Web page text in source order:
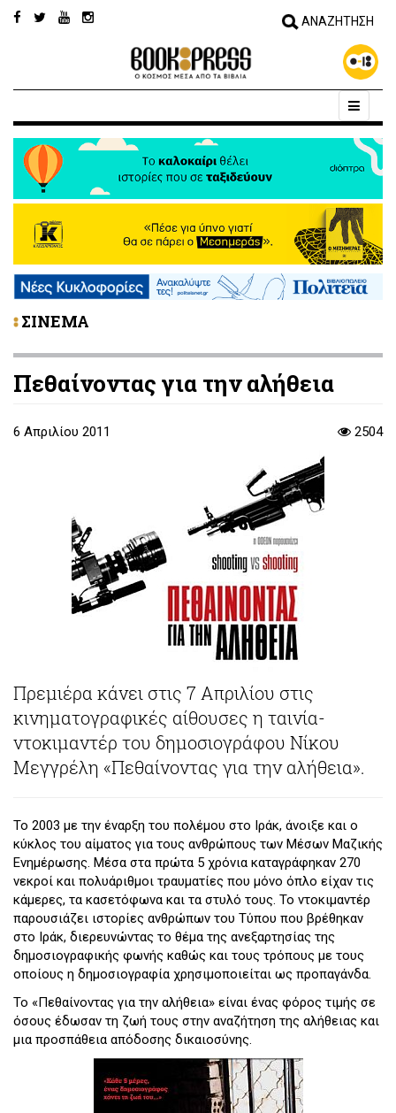
ΣΙΝΕΜΑ
Πεθαίνοντας για την αλήθεια
6 Απριλίου 2011 2504
Πρεμιέρα κάνει στις 7 Απριλίου στις
κινηματογραφικές αίθουσες η ταινία-
ντοκιμαντέρ του δημοσιογράφου Νίκου
Μεγγρέλη «Πεθαίνοντας για την αλήθεια».
Το 2003 με την έναρξη του πολέμου στο Ιράκ, άνοιξε και ο
κύκλος του αίματος για τους ανθρώπους των Μέσων Μαζικής
Ενημέρωσης. Μέσα στα πρώτα 5 χρόνια καταγράφηκαν 270
νεκροί και πολυάριθμοι τραυματίες που μόνο όπλο είχαν τις
κάμερες, τα κασετόφωνα και τα στυλό τους. Το ντοκιμαντέρ
παρουσιάζει ιστορίες ανθρώπων του Τύπου που βρέθηκαν
στο Ιράκ, διερευνώντας το θέμα της ανεξαρτησίας της
δημοσιογραφικής φωνής καθώς και τους τρόπους με τους
οποίους η δημοσιογραφία χρησιμοποιείται ως προπαγάνδα.
Το «Πεθαίνοντας για την αλήθεια» είναι ένας φόρος τιμής σε
όσους έδωσαν τη ζωή τους στην αναζήτηση της αλήθειας και
μια προσπάθεια απόδοσης δικαιοσύνης.